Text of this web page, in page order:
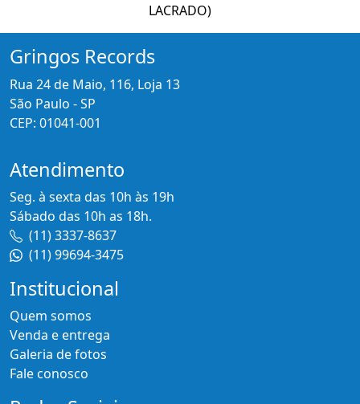
LACRADO)
Gringos Records
Rua 24 de Maio, 116, Loja 13
São Paulo - SP
CEP: 01041-001
Atendimento
Seg. à sexta das 10h às 19h
Sábado das 10h as 18h.
(11) 3337-8637
(11) 99694-3475
Institucional
Quem somos
Venda e entrega
Galeria de fotos
Fale conosco